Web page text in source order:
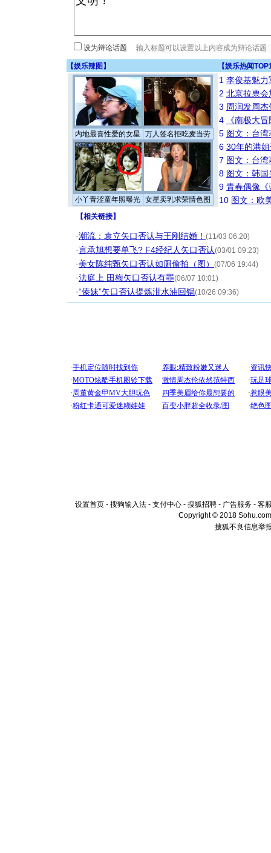
设为辩论话题
【娱乐辣图 】 【娱乐热闻
内地最喜性爱的女星 万人签名拒吃麦当劳
小丫青涩童年照曝光 女星卖乳求荣情色图
1 李俊基魅力
2 北京拉票
3 周润发周
4
《南极大
5 图文：台
6 30年的港
7 图文：台
8 图文：韩
9 青春偶像《
10 图文：欧
【相关链接】
·潮流：袁立矢口否认与王刚结婚！ (11/03 06:20)
·言承旭想要单飞? F4经纪人矢口否认(03/01 09:23)
·美女陈纯甄矢口否认如厕偷拍（图） (07/06 19:44)
·法庭上 田梅矢口否认有罪(06/07 10:01)
·“傣妹”矢口否认提炼泔水油回锅(10/26 09:36)
设置首页 - 搜狗输入法 - 支付中心 - 搜狐招聘 - 广告服务 - 客
Copyright © 2018
搜狐不良信息举